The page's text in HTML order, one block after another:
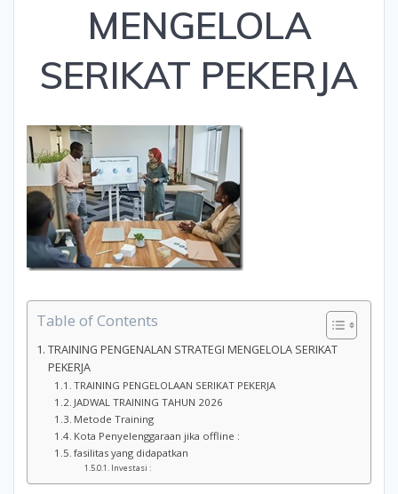
MENGELOLA
SERIKAT PEKERJA
Table of Contents
TRAINING PENGENALAN STRATEGI MENGELOLA SERIKAT
PEKERJA
TRAINING PENGELOLAAN SERIKAT PEKERJA
JADWAL TRAINING TAHUN 2026
Metode Training
Kota Penyelenggaraan jika offline :
fasilitas yang didapatkan
Investasi :